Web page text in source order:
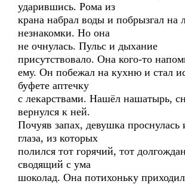
ударившись. Рома из
крана набрал воды и побрызгал на
незнакомки. Но она
не очнулась. Пульс и дыхание
присутствовало. Она кого-то
ему. Он побежал на кухню и стал
буфете аптечку
с лекарствами. Нашёл нашатырь,
вернулся к ней.
Почуяв запах, девушка проснулась
глаза, из которых
полился тот горячий, тот
сводящий с ума
шоколад. Она потихоньку